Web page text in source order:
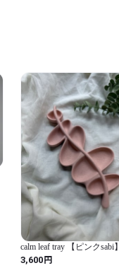
calm leaf tray 【ピンクsabi】
3,600円